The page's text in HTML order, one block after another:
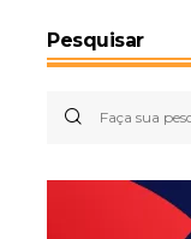
Pesquisar